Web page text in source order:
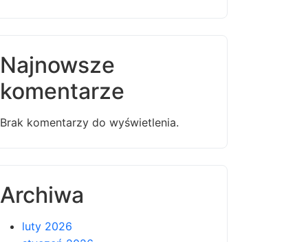
Najnowsze
komentarze
Brak komentarzy do wyświetlenia.
Archiwa
luty 2026